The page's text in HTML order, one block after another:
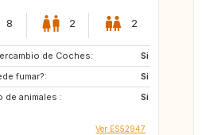
8 2 2
de Coches:
Si
fumar?:
Si
de animales :
Si
Ver ES52947